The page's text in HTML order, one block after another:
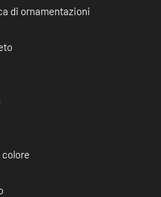
di ornamentazioni
colore